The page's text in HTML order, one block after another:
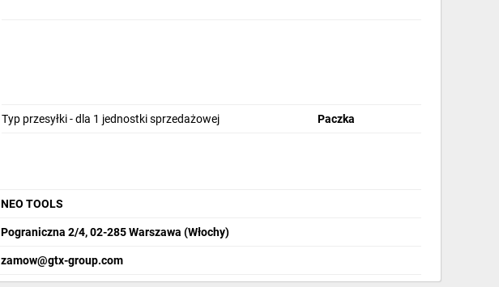
Typ przesyłki - dla 1 jednostki sprzedażowej Paczka
NEO TOOLS
Pograniczna 2/4, 02-285 Warszawa (Włochy)
zamow@gtx-group.com